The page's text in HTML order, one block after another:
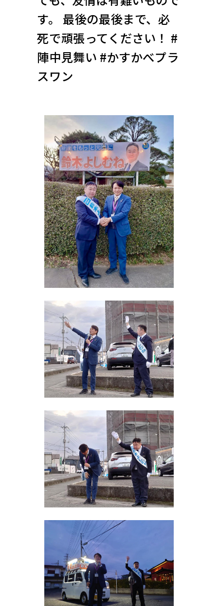
す。 最後の最後まで、必
死で頑張ってください！ #
陣中見舞い #かすかべプラ
スワン